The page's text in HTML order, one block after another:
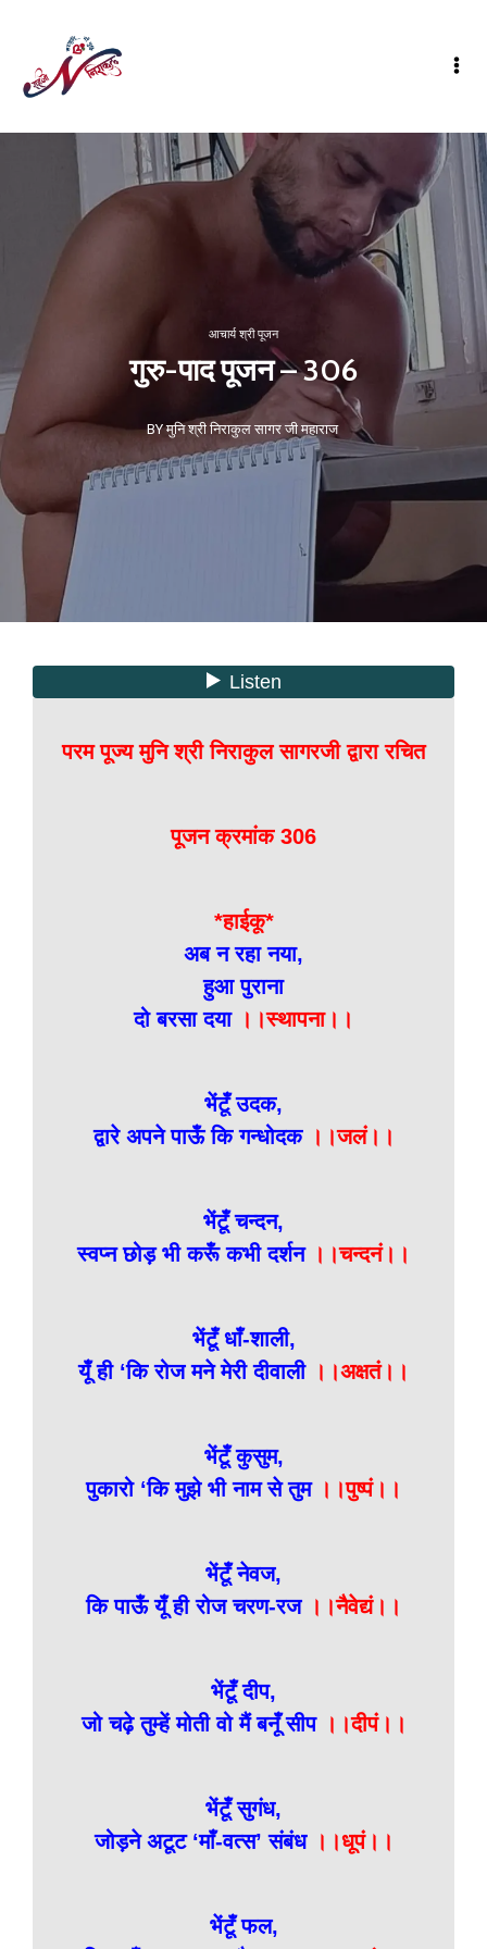
आचार्य श्री पूजन
गुरु-पाद पूजन – 306
BY मुनि श्री निराकुल सागर जी महाराज
परम पूज्य मुनि श्री निराकुल सागरजी द्वारा रचित
पूजन क्रमांक 306
*हाईकू*
अब न रहा नया,
हुआ पुराना
दो बरसा दया।।स्थापना।।
भेंटूँ उदक,
द्वारे अपने पाऊँ कि गन्धोदक।।जलं।।
भेंटूँ चन्दन,
स्वप्न छोड़ भी करूँ कभी दर्शन ।।चन्दनं।।
भेंटूँ धाँ-शाली,
यूँ ही ‘कि रोज मने मेरी दीवाली ।।अक्षतं।।
भेंटूँ कुसुम,
पुकारो ‘कि मुझे भी नाम से तुम।।पुष्पं।।
भेंटूँ नेवज,
कि पाऊँ यूँ ही रोज चरण-रज ।।नैवेद्यं।।
भेंटूँ दीप,
जो चढ़े तुम्हें मोती वो मैं बनूँ सीप ।।दीपं।।
भेंटूँ सुगंध,
जोड़ने अटूट ‘माँ-वत्स’ संबंध ।।धूपं।।
भेंटूँ फल,